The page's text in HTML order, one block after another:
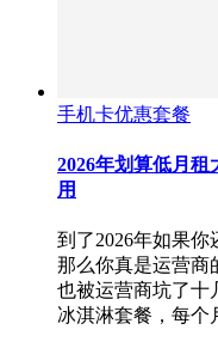
手机卡优惠套餐
2026年划算低月租
用
到了2026年如果你
那么你真是运营商
也被运营商坑了十
冰淇淋套餐，每